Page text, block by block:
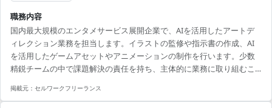
職務内容
国内最大規模のエンタメサービス展開企業で、AIを活用したアートデ
ィレクション業務を担当します。イラストの監修や指示書の作成、AI
を活用したゲームアセットやアニメーションの制作を行います。少数
精鋭チームの中で課題解決の責任を持ち、主体的に業務に取り組むこ
業での経験が積めます ・AI技術を活用してスキルを高めることができ
掲載元： セルワークフリーランス